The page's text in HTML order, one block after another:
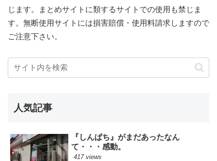
じます。まとめサイトに類するサイトでの使用も禁じま
す。無断使用サイトには損害賠償・使用料請求しますので
ご注意下さい。
人気記事
『しんぱち』がまだあったなん
て・・・感動。
417 views